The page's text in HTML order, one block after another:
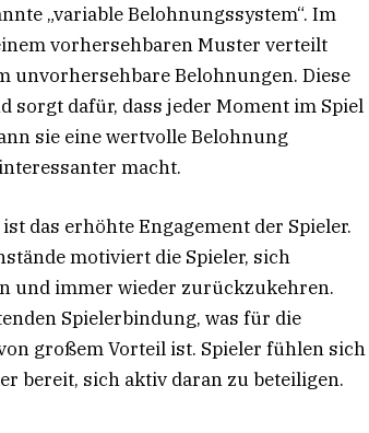
„variable Belohnungssystem“. Im
vorhersehbaren Muster verteilt
unvorhersehbare Belohnungen. Diese
dafür, dass jeder Moment im Spiel
sie eine wertvolle Belohnung
macht.
das erhöhte Engagement der Spieler.
motiviert die Spieler, sich
und immer wieder zurückzukehren.
Spielerbindung, was für die
großem Vorteil ist. Spieler fühlen sich
bereit, sich aktiv daran zu beteiligen.